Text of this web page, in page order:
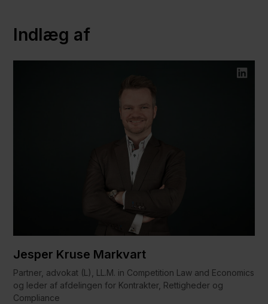
Indlæg af
Jesper Kruse Markvart
Partner, advokat (L), LL.M. in Competition Law and Economics
og leder af afdelingen for Kontrakter, Rettigheder og
Compliance